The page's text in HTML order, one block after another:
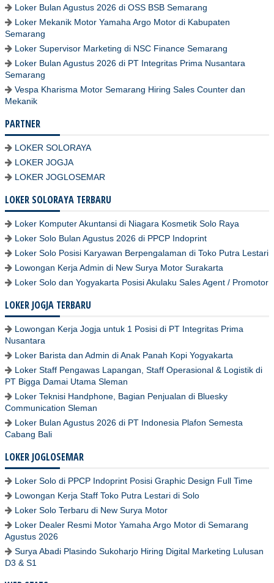
Loker Bulan Agustus 2026 di OSS BSB Semarang
Loker Mekanik Motor Yamaha Argo Motor di Kabupaten
Semarang
Loker Supervisor Marketing di NSC Finance Semarang
Loker Bulan Agustus 2026 di PT Integritas Prima Nusantara
Semarang
Vespa Kharisma Motor Semarang Hiring Sales Counter dan
Mekanik
PARTNER
LOKER SOLORAYA
LOKER JOGJA
LOKER JOGLOSEMAR
LOKER SOLORAYA TERBARU
Loker Komputer Akuntansi di Niagara Kosmetik Solo Raya
Loker Solo Bulan Agustus 2026 di PPCP Indoprint
Loker Solo Posisi Karyawan Berpengalaman di Toko Putra Lestari
Lowongan Kerja Admin di New Surya Motor Surakarta
Loker Solo dan Yogyakarta Posisi Akulaku Sales Agent / Promotor
LOKER JOGJA TERBARU
Lowongan Kerja Jogja untuk 1 Posisi di PT Integritas Prima
Nusantara
Loker Barista dan Admin di Anak Panah Kopi Yogyakarta
Loker Staff Pengawas Lapangan, Staff Operasional & Logistik di
PT Bigga Damai Utama Sleman
Loker Teknisi Handphone, Bagian Penjualan di Bluesky
Communication Sleman
Loker Bulan Agustus 2026 di PT Indonesia Plafon Semesta
Cabang Bali
LOKER JOGLOSEMAR
Loker Solo di PPCP Indoprint Posisi Graphic Design Full Time
Lowongan Kerja Staff Toko Putra Lestari di Solo
Loker Solo Terbaru di New Surya Motor
Loker Dealer Resmi Motor Yamaha Argo Motor di Semarang
Agustus 2026
Surya Abadi Plasindo Sukoharjo Hiring Digital Marketing Lulusan
D3 & S1